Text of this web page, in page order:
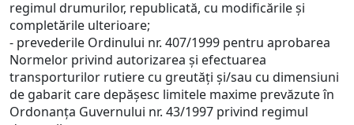
regimul drumurilor, republicată, cu modificările şi
completările ulterioare;
- prevederile Ordinului nr. 407/1999 pentru aprobarea
Normelor privind autorizarea şi efectuarea
transporturilor rutiere cu greutăţi şi/sau cu dimensiuni
de gabarit care depăşesc limitele maxime prevăzute în
Ordonanţa Guvernului nr. 43/1997 privind regimul